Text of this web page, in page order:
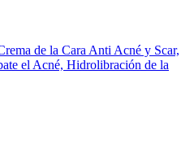
de la Cara Anti Acné y Scar,
el Acné, Hidrolibración de la